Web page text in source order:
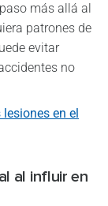
más allá al
patrones de
evitar
no
en el
al influir en